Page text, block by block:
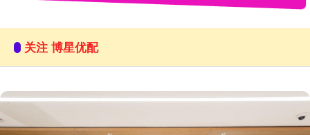
关注 博星优配